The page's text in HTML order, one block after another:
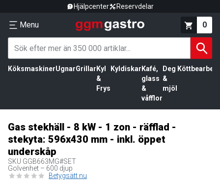
Hjälpcenter Reservdelar
Menu 0
KöksmaskinerUgnarGrillar Kyl
&
Frys
Kyldiskar Kafé,
glass
&
våfflor
Deg
&
mjöl
Gas stekhäll - 8 kW - 1 zon - räfflad -
stekyta: 596x430 mm - inkl. öppet
underskåp
SKU GGB663MG#SET
Golvenhet – 600 djup
Betygsätt nu